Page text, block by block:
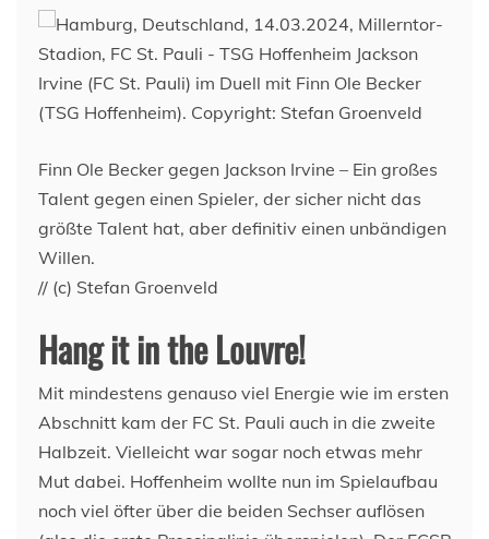
Finn Ole Becker gegen Jackson Irvine – Ein großes
Talent gegen einen Spieler, der sicher nicht das
größte Talent hat, aber definitiv einen unbändigen
Willen.
// (c) Stefan Groenveld
Hang it in the Louvre!
Mit mindestens genauso viel Energie wie im ersten
Abschnitt kam der FC St. Pauli auch in die zweite
Halbzeit. Vielleicht war sogar noch etwas mehr
Mut dabei. Hoffenheim wollte nun im Spielaufbau
noch viel öfter über die beiden Sechser auflösen